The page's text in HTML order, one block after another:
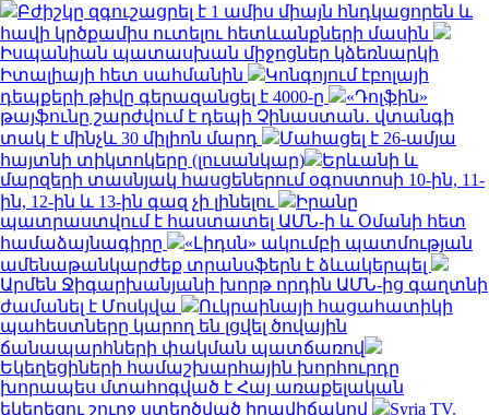
Բժիշկը զգուշացրել է 1 ամիս միայն հնդկացորեն և
հավի կրծքամիս ուտելու հետևանքների մասին
Իսպանիան պատասխան միջոցներ կձեռնարկի
Իտալիայի հետ սահմանին
Կոնգոյում էբոլայի
դեպքերի թիվը գերազանցել է 4000-ը
«Դոլֆին»
թայֆունը շարժվում է դեպի Չինաստան․ վտանգի
տակ է մինչև 30 միլիոն մարդ
Մահացել է 26-ամյա
հայտնի տիկտոկերը (լուսանկար)
Երևանի և
մարզերի տասնյակ հասցեներում օգոստոսի 10-ին, 11-
ին, 12-ին և 13-ին գազ չի լինելու
Իրանը
պատրաստվում է հաստատել ԱՄՆ-ի և Օմանի հետ
համաձայնագիրը
«Լիդսն» ակումբի պատմության
ամենաթանկարժեք տրանսֆերն է ձևակերպել
Արմեն Ջիգարխանյանի խորթ որդին ԱՄՆ-ից գաղտնի
ժամանել է Մոսկվա
Ուկրաինայի հացահատիկի
պահեստները կարող են լցվել ծովային
ճանապարհների փակման պատճառով
Եկեղեցիների համաշխարհային խորհուրդը
խորապես մտահոգված է Հայ առաքելական
եկեղեցու շուրջ ստեղծված իրավիճակով
Syria TV.